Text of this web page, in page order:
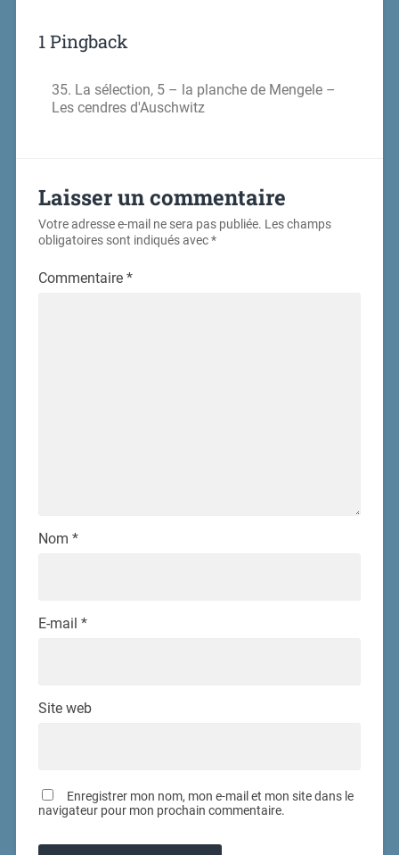
1 Pingback
35. La sélection, 5 – la planche de Mengele –
Les cendres d'Auschwitz
Laisser un commentaire
Votre adresse e-mail ne sera pas publiée. Les champs
obligatoires sont indiqués avec*
Commentaire *
Nom *
E-mail *
Site web
Enregistrer mon nom, mon e-mail et mon site dans le
navigateur pour mon prochain commentaire.